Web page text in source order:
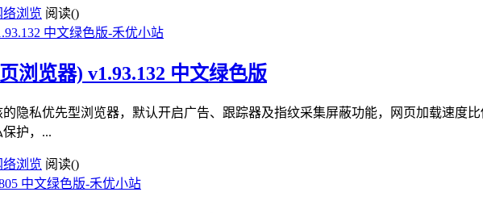
络浏览 阅读()
浏览器) v1.93.132 中文绿色版
的隐私优先型浏览器，默认开启广告、跟踪器及指纹采集屏蔽功能，网页加载速度
护，...
络浏览 阅读()